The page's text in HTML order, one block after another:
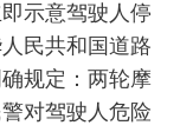
示意驾驶人停
民共和国道路
规定：两轮摩
对驾驶人危险